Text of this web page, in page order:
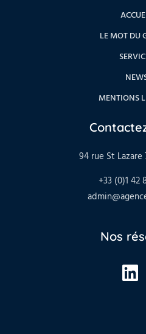
LE MOT DU
MENTIONS
94 rue St Lazare
+33 (0)1 42
Nos